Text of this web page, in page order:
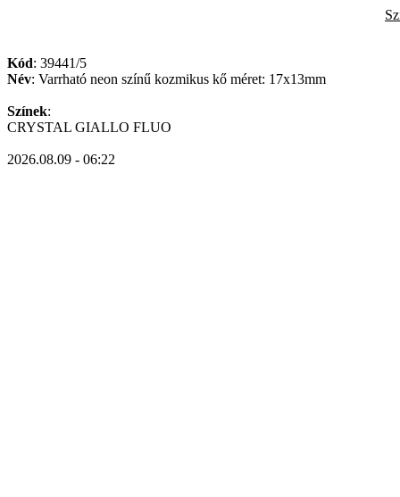
Kód: 39441/5
Név: Varrható neon színű kozmikus kő méret: 17x13mm
Színek:
CRYSTAL GIALLO FLUO
2026.08.09 - 06:22